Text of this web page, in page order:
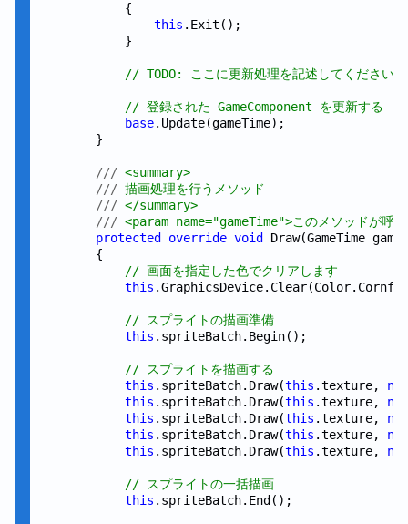
            {
this .Exit();
            }
// TODO: ここに更新処理を記述してください
// 登録された GameComponent を更新する
base.Update(gameTime);
        }
/// <summary>
/// 描画処理を行うメソッド
/// </summary>
/// <param name="gameTime">このメソッドが呼
protected
override void
Draw(GameTime
        {
// 画面を指定した色でクリアします
this
// スプライトの描画準備
this .spriteBatch.Begin();
// スプライトを描画する
this .spriteBatch.Draw(this .texture, new
this .spriteBatch.Draw(this .texture, new
this .spriteBatch.Draw(this .texture, new
this .spriteBatch.Draw(this .texture, new
this .spriteBatch.Draw(this .texture, new
// スプライトの一括描画
this .spriteBatch.End();